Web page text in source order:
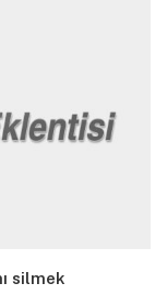
silmek